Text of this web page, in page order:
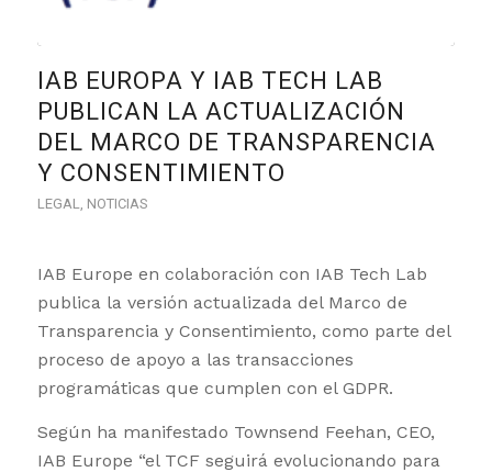
IAB EUROPA Y IAB TECH LAB
PUBLICAN LA ACTUALIZACIÓN
DEL MARCO DE TRANSPARENCIA
Y CONSENTIMIENTO
LEGAL NOTICIAS
IAB Europe en colaboración con IAB Tech Lab
publica la versión actualizada del Marco de
Transparencia y Consentimiento, como parte del
proceso de apoyo a las transacciones
programáticas que cumplen con el GDPR.
Según ha manifestado Townsend Feehan, CEO,
IAB Europe “el TCF seguirá evolucionando para